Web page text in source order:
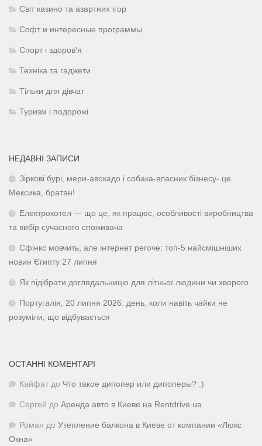
Світ казино та азартних ігор
Софт и интересные программы
Спорт і здоров'я
Техніка та гаджети
Тільки для дівчат
Туризм і подорожі
НЕДАВНІ ЗАПИСИ
Зіркові бурі, мери-авокадо і собака-власник бізнесу- це
Мексика, братан!
Електрокотел — що це, як працює, особливості виробництва
та вибір сучасного споживача
Сфінкс мовчить, але інтернет регоче: топ-5 найсмішніших
новин Єгипту 27 липня
Як підібрати доглядальницю для літньої людини чи хворого
Португалія, 20 липня 2026: день, коли навіть чайки не
розуміли, що відбувається
ОСТАННІ КОМЕНТАРІ
Кайфат до Что такое дипопер или дипоперы? :)
Сергей до Аренда авто в Киеве на Rentdrive.ua
Роман до Утепление балкона в Киеве от компании «Люкс
Окна»